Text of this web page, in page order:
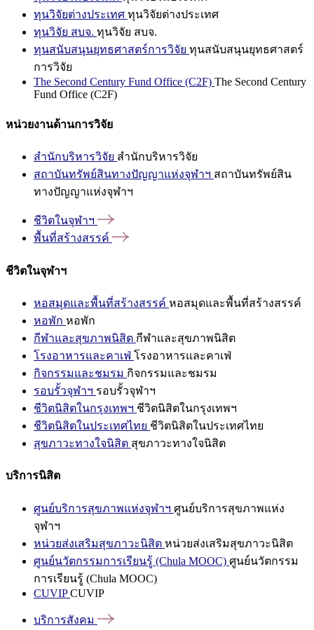
ทุนวิจัยต่างประเทศ ทุนวิจัยต่างประเทศ
ทุนวิจัย สบจ. ทุนวิจัย สบจ.
ทุนสนับสนุนยุทธศาสตร์การวิจัย ทุนสนับสนุนยุทธศาสตร์
การวิจัย
The Second Century Fund Office (C2F) The Second Century
Fund Office (C2F)
หน่วยงานด้านการวิจัย
สำนักบริหารวิจัย สำนักบริหารวิจัย
สถาบันทรัพย์สินทางปัญญาแห่งจุฬาฯ สถาบันทรัพย์สิน
ทางปัญญาแห่งจุฬาฯ
ชีวิตในจุฬาฯ
พื้นที่สร้างสรรค์
ชีวิตในจุฬาฯ
หอสมุดและพื้นที่สร้างสรรค์ หอสมุดและพื้นที่สร้างสรรค์
หอพัก หอพัก
กีฬาและสุขภาพนิสิต กีฬาและสุขภาพนิสิต
โรงอาหารและคาเฟ่ โรงอาหารและคาเฟ่
กิจกรรมและชมรม กิจกรรมและชมรม
รอบรั้วจุฬาฯ รอบรั้วจุฬาฯ
ชีวิตนิสิตในกรุงเทพฯ ชีวิตนิสิตในกรุงเทพฯ
ชีวิตนิสิตในประเทศไทย ชีวิตนิสิตในประเทศไทย
สุขภาวะทางใจนิสิต สุขภาวะทางใจนิสิต
บริการนิสิต
ศูนย์บริการสุขภาพแห่งจุฬาฯ ศูนย์บริการสุขภาพแห่ง
จุฬาฯ
หน่วยส่งเสริมสุขภาวะนิสิต หน่วยส่งเสริมสุขภาวะนิสิต
ศูนย์นวัตกรรมการเรียนรู้ (Chula MOOC) ศูนย์นวัตกรรม
การเรียนรู้ (Chula MOOC)
CUVIPCUVIP
บริการสังคม